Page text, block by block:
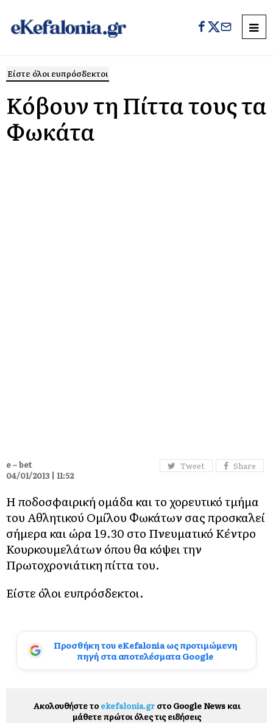
Είστε όλοι ευπρόσδεκτοι
Κόβουν τη Πίττα τους τα
Φωκάτα
Tweet Share
e – bet
04/01/2013 | 11:52
Η ποδοσφαιρική ομάδα και το χορευτικό τμήμα
του Αθλητικού Ομίλου Φωκάτων σας προσκαλεί
σήμερα και ώρα 19.30 στο Πνευματικό Κέντρο
Κουρκουμελάτων όπου θα κόψει την
Πρωτοχρονιάτικη πίττα του.
Είστε όλοι ευπρόσδεκτοι.
Προσθήκη του eKefalonia ως προτιμώμενη
πηγή στα αποτελέσματα Google
Ακολουθήστε το ekefalonia.grστο Google News και
μάθετε πρώτοι όλες τις ειδήσεις